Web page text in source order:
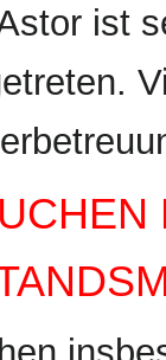
ist